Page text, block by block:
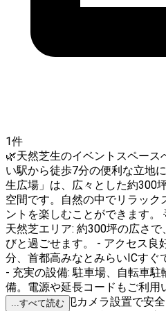
1件
🌿天然芝生のイベントスペースへよう
い駅から徒歩7分の便利な立地
生広場」は、広々とした約300
空間です。自然の中でリラッ
ントを楽しむことができます。 🌟スペースの魅力 - 広大な
天然芝エリア: 約300坪の広さ
びと過ごせます。 - アクセス良
分、首都高みなとみらいICすぐ
- 充実の設備: 駐車場、自転車
備。電源や延長コードもご利用
ュリティ: 防犯カメラ設置で安
...すべて読む